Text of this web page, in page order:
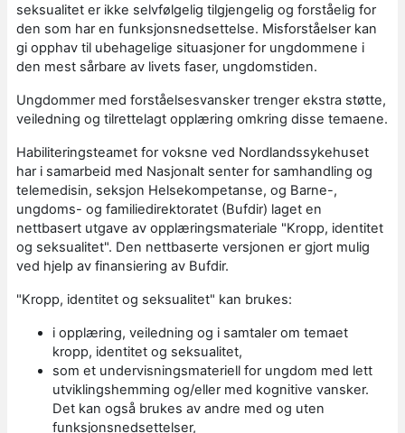
seksualitet er ikke selvfølgelig tilgjengelig og forståelig for
den som har en funksjonsnedsettelse. Misforståelser kan
gi opphav til ubehagelige situasjoner for ungdommene i
den mest sårbare av livets faser, ungdomstiden.
Ungdommer med forståelsesvansker trenger ekstra støtte,
veiledning og tilrettelagt opplæring omkring disse temaene.
Habiliteringsteamet for voksne ved Nordlandssykehuset
har i samarbeid med Nasjonalt senter for samhandling og
telemedisin, seksjon Helsekompetanse, og Barne-,
ungdoms- og familiedirektoratet (Bufdir) laget en
nettbasert utgave av opplæringsmateriale "Kropp, identitet
og seksualitet". Den nettbaserte versjonen er gjort mulig
ved hjelp av finansiering av Bufdir.
"Kropp, identitet og seksualitet" kan brukes:
i opplæring, veiledning og i samtaler om temaet
kropp, identitet og seksualitet,
som et undervisningsmateriell for ungdom med lett
utviklingshemming og/eller med kognitive vansker.
Det kan også brukes av andre med og uten
funksjonsnedsettelser,